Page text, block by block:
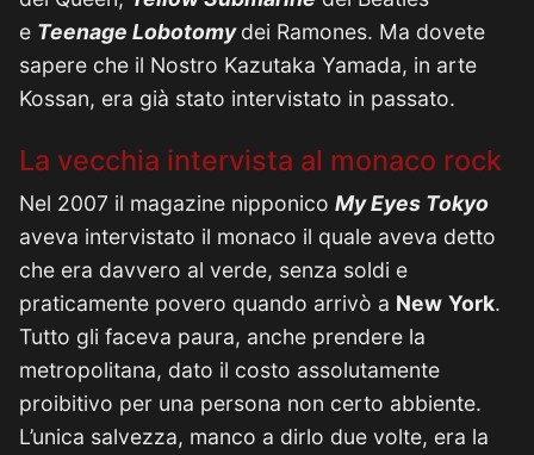
e Teenage Lobotomydei Ramones. Ma dovete
sapere che il Nostro Kazutaka Yamada, in arte
Kossan, era già stato intervistato in passato.
La vecchia intervista al monaco rock
Nel 2007 il magazine nipponico My Eyes Tokyo
aveva intervistato il monaco il quale aveva detto
che era davvero al verde, senza soldi e
praticamente povero quando arrivò a New York.
Tutto gli faceva paura, anche prendere la
metropolitana, dato il costo assolutamente
proibitivo per una persona non certo abbiente.
L’unica salvezza, manco a dirlo due volte, era la